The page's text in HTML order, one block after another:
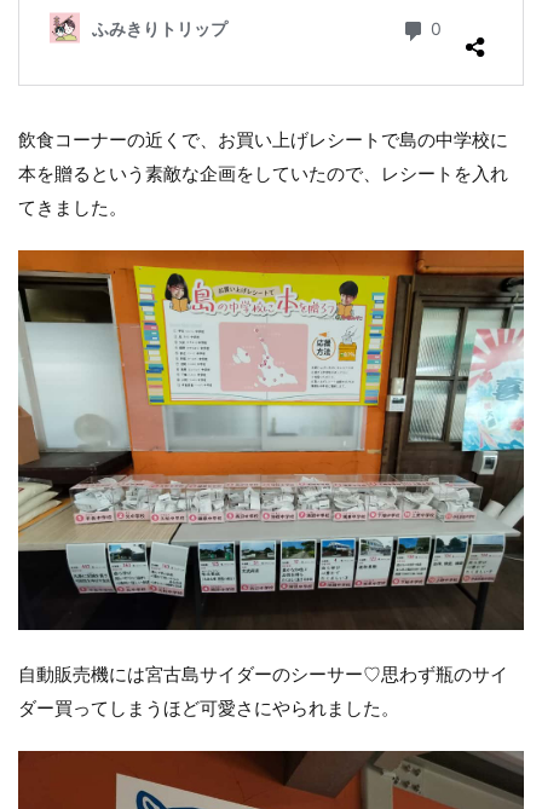
飲食コーナーの近くで、お買い上げレシートで島の中学校に
本を贈るという素敵な企画をしていたので、レシートを入れ
てきました。
自動販売機には宮古島サイダーのシーサー♡思わず瓶のサイ
ダー買ってしまうほど可愛さにやられました。